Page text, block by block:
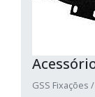
GSS Fixações